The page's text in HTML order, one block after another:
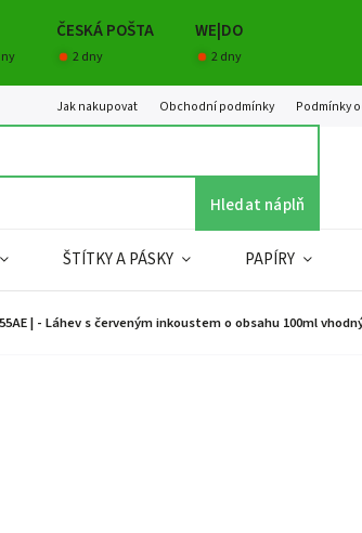
ČESKÁ POŠTA WE|DO
2 dny 2 dny
Jak nakupovat Obchodní podmínky Podmínky
Hledat náplň
ŠTÍTKY A PÁSKY PAPÍRY
| - Láhev s červeným inkoustem o obsahu 100ml